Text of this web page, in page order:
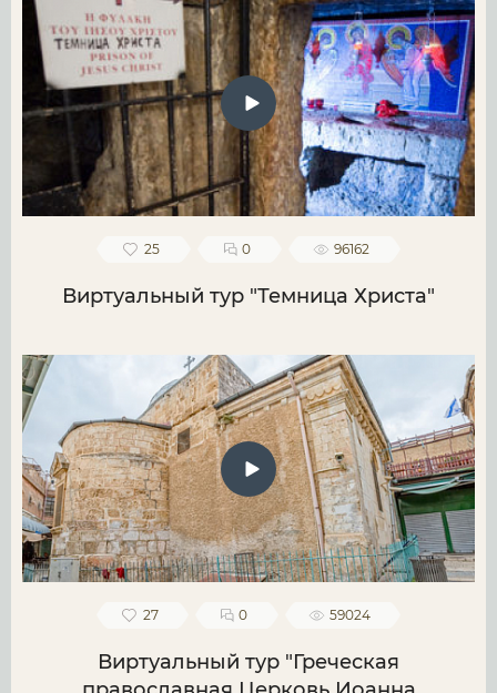
25 0 96162
Виртуальный тур "Темница Христа"
27 0 59024
Виртуальный тур "Греческая